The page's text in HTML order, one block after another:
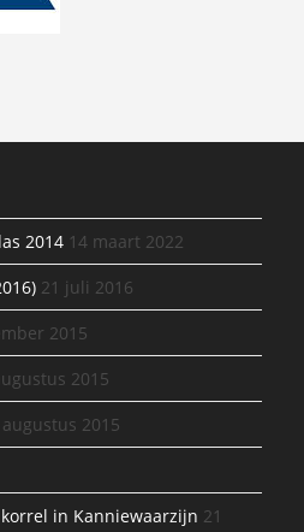
2014 14 maart 2022
21 juli 2016
2015
2015
augustus 2015
in Kanniewaarzijn 21